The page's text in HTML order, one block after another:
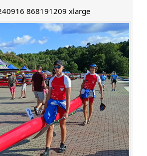
868191209 xlarge